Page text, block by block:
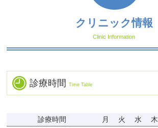
クリニック情報
Clinic Information
診療時間Time Table
診療時間 月 火 水 木